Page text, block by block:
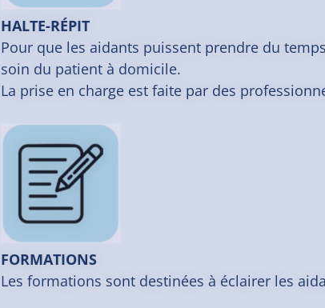
HALTE-RÉPIT
Pour que les aidants puissent prendre du
soin du patient à domicile.
La prise en charge est faite par des
FORMATIONS
Les formations sont destinées à éclairer les